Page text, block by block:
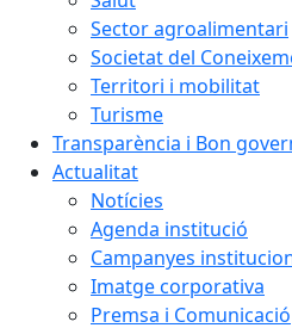
Sector agroalimentari
Societat del
Territori i mobilitat
Turisme
Transparència i Bon
Actualitat
Notícies
Agenda institució
Campanyes
Imatge corporativa
Premsa i Comunicació